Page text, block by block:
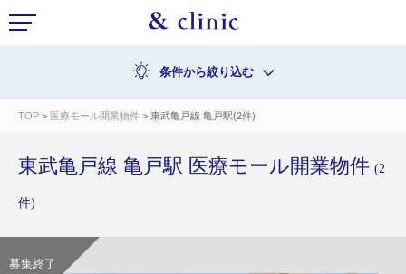
条件から絞り込む
TOP > 医療モール開業物件 > 東武亀戸線 亀戸駅(2件)
東武亀戸線 亀戸駅 医療モール開業物件 (2
件)
募集終了